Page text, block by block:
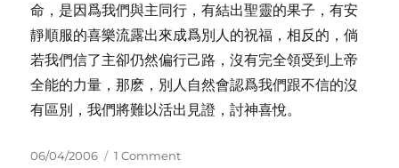
命，是因爲我們與主同行，有結出聖靈的果子，有安
靜順服的喜樂流露出來成爲別人的祝福，相反的，倘
若我們信了主卻仍然偏行己路，沒有完全領受到上帝
全能的力量，那麽，別人自然會認爲我們跟不信的沒
有區別，我們將難以活出見證，討神喜悅。
Posted
06/04/2006 1 Commenton